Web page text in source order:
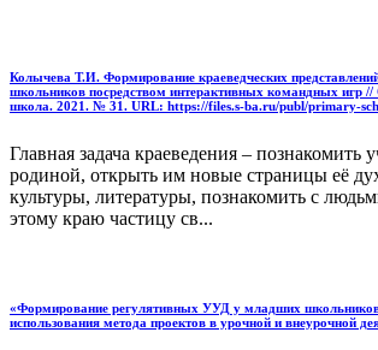
Колычева Т.И. Формирование краеведческих
школьников посредством интерактивных командных игр
школа. 2021. № 31. URL: https://files.s-ba.ru/publ/primary-
Главная задача краеведения – познакомить
родиной, открыть им новые страницы её
культуры, литературы, познакомить с
этому краю частицу св...
«Формирование регулятивных УУД у младших школьников
использования метода проектов в урочной и внеурочной